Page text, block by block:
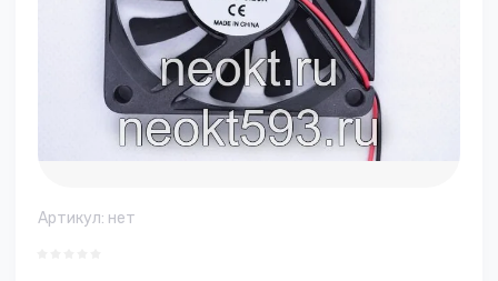
Артикул: нет